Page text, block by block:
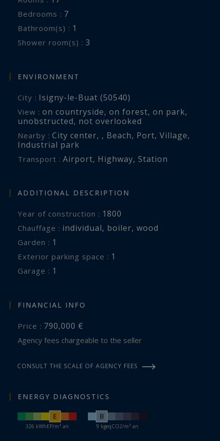
d’Isigny-le-Buat, qui propose tous les
commerces nécessaires à la vie quotidienne.
Grâce à son agencement spacieux et à ses
parfaitement convenir à une résidence
chambres d’hôtes.
is exposed is available at:
www.georisques.gouv.fr
Bedrooms : 7
Bathroom(s) : 1
Shower room(s) : 3
ENVIRONMENT
City : Isigny-le-Buat (50540)
View : on countryside, on forest, on park,
unobstructed, not overlooked
Nearby : City center, , Beach, Port, Village,
Industrial park
Transport : Airport, Highway, Station
ADDITIONAL DESCRIPTION
Year of construction : 1800
Chauffage : individual, boiler, wood
garden : 1
exterior parking space : 1
garage : 1
FINANCIAL INFO
Price : 790,000 €
Agency fees chargeable to the seller
CONSULT THE SCALE OF AGENCY FEES
ENERGY DIAGNOSTICS
E
326 kWhEP/m².an
B
9 kgeqCO2/m².an